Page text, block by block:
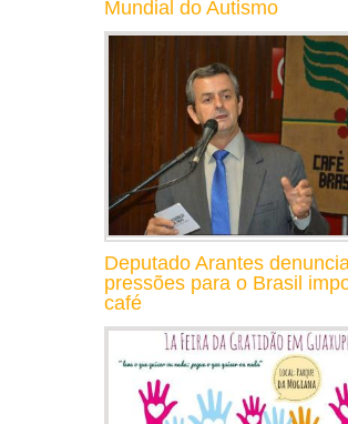
Mundial do Autismo
Deputado Arantes
pressões para o Brasil
café